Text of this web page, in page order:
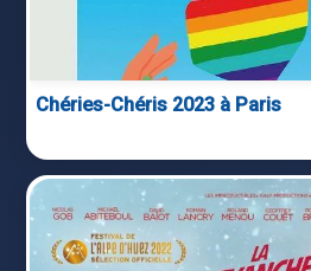
Chéries-Chéris 2023 à Paris